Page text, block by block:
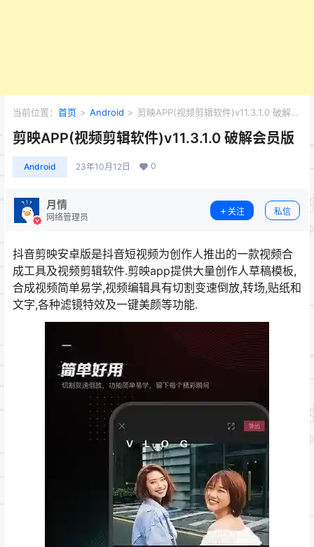
当前位置： 首页 > Android > 剪映APP(视频剪辑软件)v11.3.1.0 破解会
剪映APP(视频剪辑软件)v11.3.1.0 破解会员版
Android 23年10月12日 0
月情
网络管理员
关注 私信
抖音剪映安卓版是抖音短视频为创作人推出的一款视频合
成工具及视频剪辑软件.剪映app提供大量创作人草稿模板,
合成视频简单易学,视频编辑具有切割变速倒放,转场,贴纸和
文字,各种滤镜特效及一键美颜等功能.